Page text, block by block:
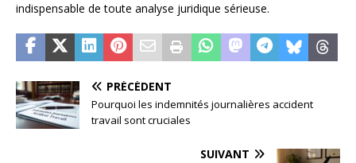
indispensable de toute analyse juridique sérieuse.
PRÉCÉDENT
Pourquoi les indemnités journalières accident
travail sont cruciales
SUIVANT